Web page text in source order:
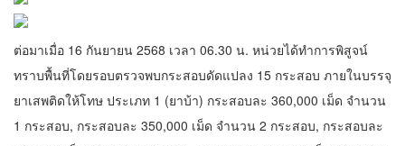
ต่อมาเมื่อ 16 กันยายน 2568 เวลา 06.30 น. หน่วยได้ทำการพิสูจน์
ทราบพื้นที่โดยรอบตรวจพบกระสอบดัดแปลง 15 กระสอบ ภายในบรรจุ
ยาเสพติดให้โทษ ประเภท 1 (ยาบ้า) กระสอบละ 360,000 เม็ด จำนวน
1 กระสอบ, กระสอบละ 350,000 เม็ด จำนวน 2 กระสอบ, กระสอบละ